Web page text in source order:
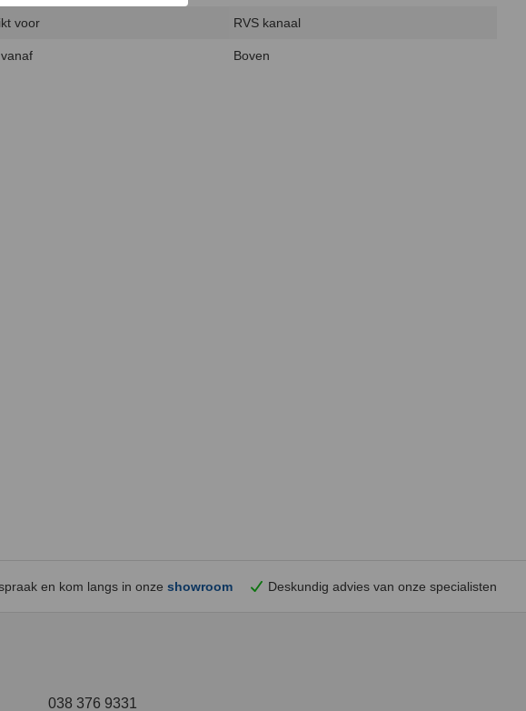
voor RVS kanaal
Boven
en kom langs in onze showroom Deskundig advies van onze specialisten
038 376 9331